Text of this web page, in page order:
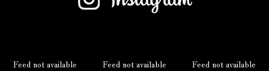
Feed not available Feed not available Feed not available